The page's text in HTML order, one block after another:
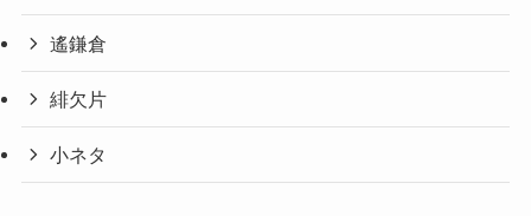
遙鎌倉
緋欠片
小ネタ